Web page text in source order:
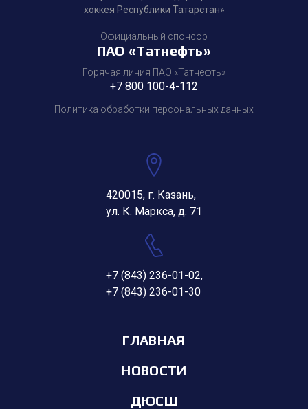
хоккея Республики Татарстан»
Официальный спонсор
ПАО «Татнефть»
Горячая линия ПАО «Татнефть»
+7 800 100-4-112
Политика обработки персональных данных
420015, г. Казань,
ул. К. Маркса, д. 71
+7 (843) 236-01-02,
+7 (843) 236-01-30
ГЛАВНАЯ
НОВОСТИ
ДЮСШ